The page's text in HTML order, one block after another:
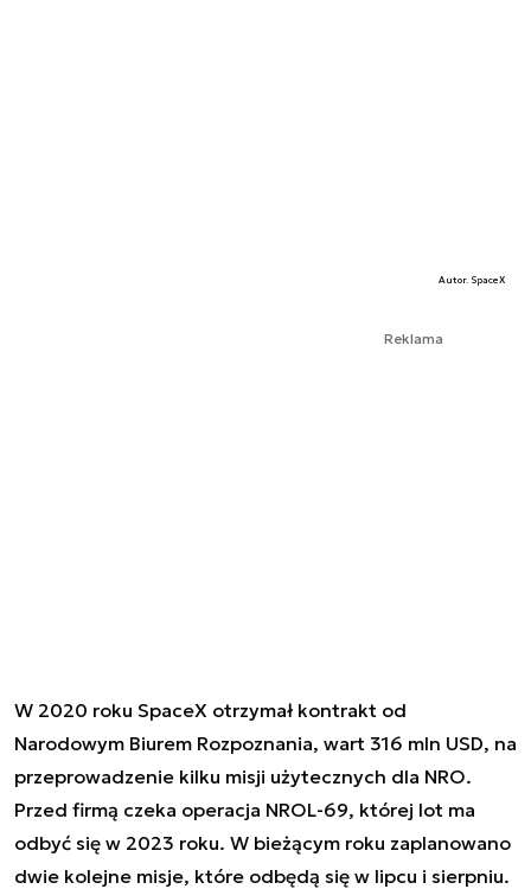
Autor. SpaceX
Reklama
W 2020 roku SpaceX otrzymał kontrakt od
Narodowym Biurem Rozpoznania, wart 316 mln USD, na
przeprowadzenie kilku misji użytecznych dla NRO.
Przed firmą czeka operacja NROL-69, której lot ma
odbyć się w 2023 roku. W bieżącym roku zaplanowano
dwie kolejne misje, które odbędą się w lipcu i sierpniu.